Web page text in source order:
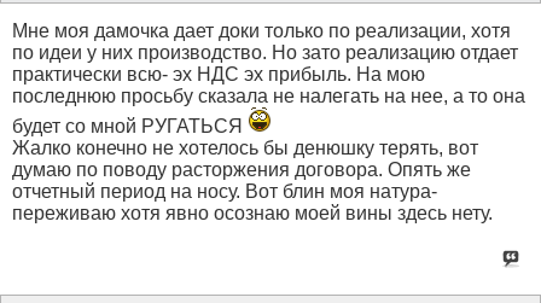
Мне моя дамочка дает доки только по реализации, хотя
по идеи у них производство. Но зато реализацию отдает
практически всю- эх НДС эх прибыль. На мою
последнюю просьбу сказала не налегать на нее, а то она
будет со мной РУГАТЬСЯ
Жалко конечно не хотелось бы денюшку терять, вот
думаю по поводу расторжения договора. Опять же
отчетный период на носу. Вот блин моя натура-
переживаю хотя явно осознаю моей вины здесь нету.